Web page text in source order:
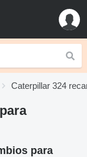
Caterpillar 324
para